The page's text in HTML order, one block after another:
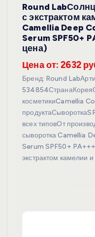
Round
с экстрактом
Camellia Deep
Serum SPF50+
цена)
Цена от: 2632
Бренд: Round
косметикиCamellia
всех типовОт
сыворотка Camellia
Serum SPF50+
экстрактом камелии